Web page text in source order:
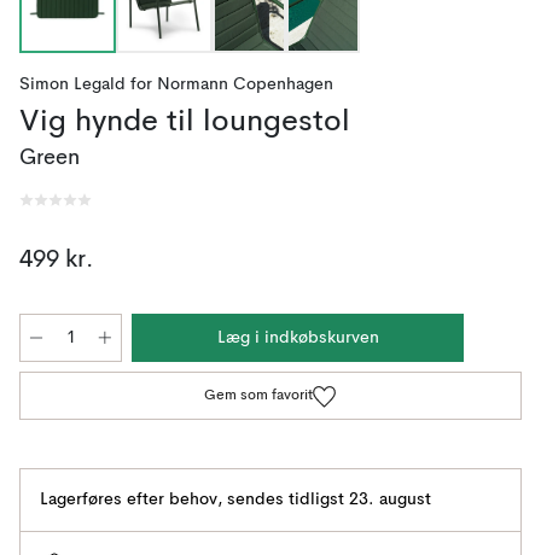
Simon Legald for Normann Copenhagen
Vig hynde til loungestol
Green
499 kr.
Læg i indkøbskurven
Gem som favorit
Lagerføres efter behov, sendes tidligst 23. august